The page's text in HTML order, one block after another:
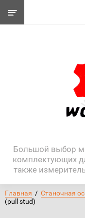
Большой выбор
комплектующих
также
Главная
  /
Станочная
(pull stud)